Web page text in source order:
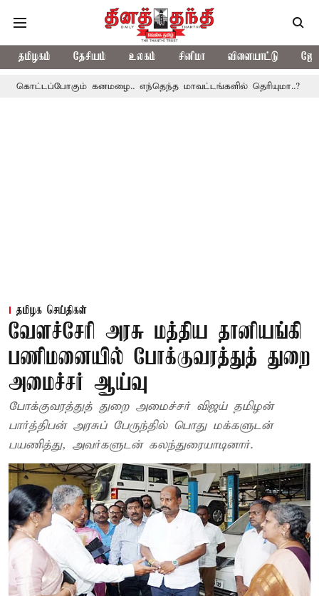
தமிழகம் தேசியம் உலகம் சினிமா விளையாட்டு
கனமழை.. எந்தெந்த மாவட்டங்களில் தெரியுமா..?
தமிழக செய்திகள்
வேளச்சேரி அரசு மத்திய தானியங்கி
பணிமனையில் போக்குவரத்துத் துறை
அமைச்சர் ஆய்வு
போக்குவரத்துத் துறை அமைச்சர் விஜய் தமிழன்
பார்த்திபன் அரசுப் பேருந்தில் பொது மக்களுடன்
பயணித்து, அவர்களுடன் கலந்துரையாடினார்.